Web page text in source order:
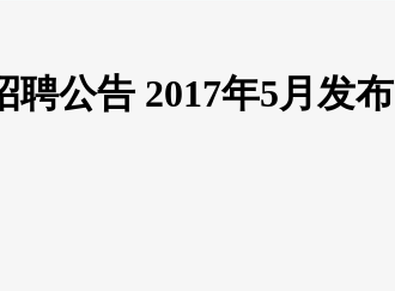
公告 2017年5月发布